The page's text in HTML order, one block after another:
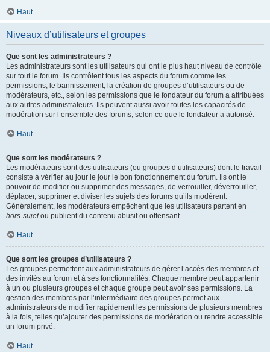
Haut
Niveaux d’utilisateurs et groupes
Que sont les administrateurs ?
Les administrateurs sont les utilisateurs qui ont le plus haut niveau de contrôle
sur tout le forum. Ils contrôlent tous les aspects du forum comme les
permissions, le bannissement, la création de groupes d’utilisateurs ou de
modérateurs, etc., selon les permissions que le fondateur du forum a attribuées
aux autres administrateurs. Ils peuvent aussi avoir toutes les capacités de
modération sur l’ensemble des forums, selon ce que le fondateur a autorisé.
Haut
Que sont les modérateurs ?
Les modérateurs sont des utilisateurs (ou groupes d’utilisateurs) dont le travail
consiste à vérifier au jour le jour le bon fonctionnement du forum. Ils ont le
pouvoir de modifier ou supprimer des messages, de verrouiller, déverrouiller,
déplacer, supprimer et diviser les sujets des forums qu’ils modèrent.
Généralement, les modérateurs empêchent que les utilisateurs partent en
hors-sujetou publient du contenu abusif ou offensant.
Haut
Que sont les groupes d’utilisateurs ?
Les groupes permettent aux administrateurs de gérer l’accès des membres et
des invités au forum et à ses fonctionnalités. Chaque membre peut appartenir
à un ou plusieurs groupes et chaque groupe peut avoir ses permissions. La
gestion des membres par l’intermédiaire des groupes permet aux
administrateurs de modifier rapidement les permissions de plusieurs membres
à la fois, telles qu’ajouter des permissions de modération ou rendre accessible
un forum privé.
Haut